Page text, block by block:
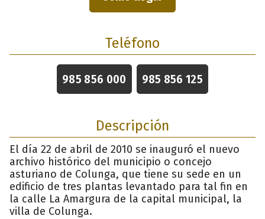
Teléfono
985 856 000 985 856 125
Descripción
El día 22 de abril de 2010 se inauguró el nuevo
archivo histórico del municipio o concejo
asturiano de Colunga, que tiene su sede en un
edificio de tres plantas levantado para tal fin en
la calle La Amargura de la capital municipal, la
villa de Colunga.